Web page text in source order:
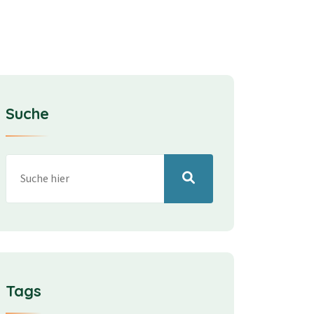
Suche
Tags